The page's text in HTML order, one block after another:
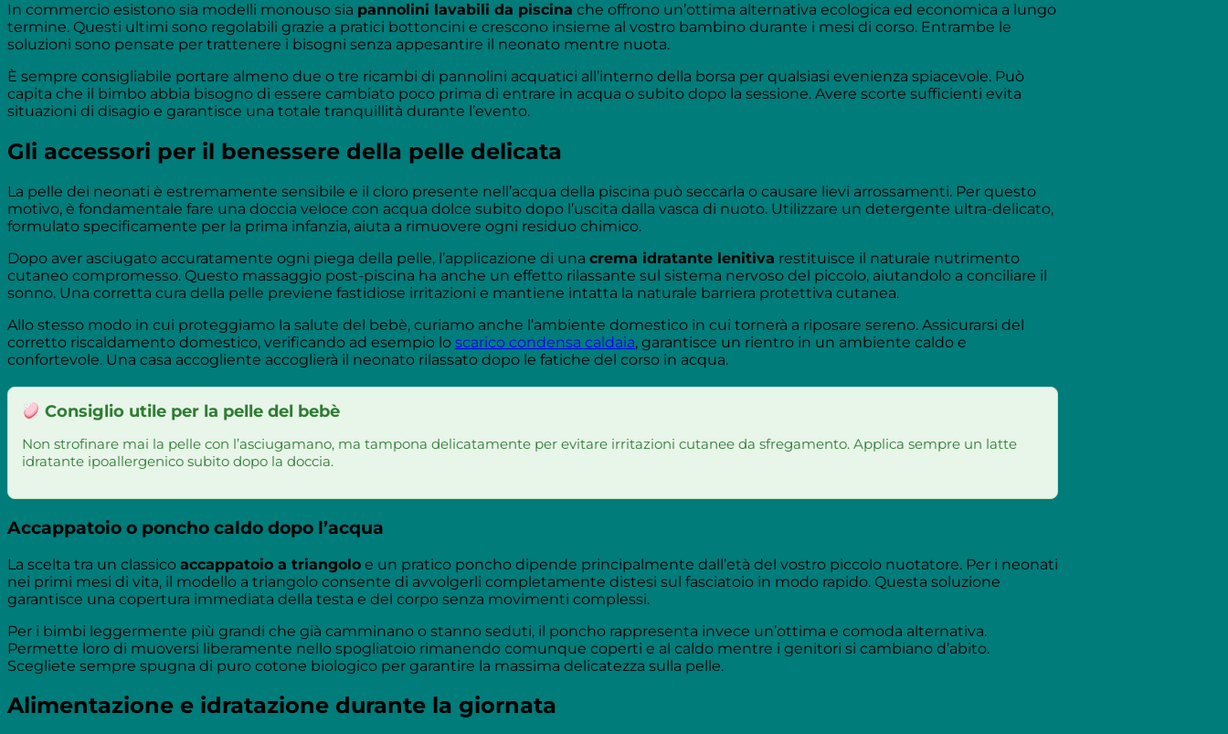
In commercio esistono sia modelli monouso sia pannolini lavabili da piscina che offrono un’ottima alternativa ecologica ed economica a lungo
termine. Questi ultimi sono regolabili grazie a pratici bottoncini e crescono insieme al vostro bambino durante i mesi di corso. Entrambe le
soluzioni sono pensate per trattenere i bisogni senza appesantire il neonato mentre nuota.
È sempre consigliabile portare almeno due o tre ricambi di pannolini acquatici all’interno della borsa per qualsiasi evenienza spiacevole. Può
capita che il bimbo abbia bisogno di essere cambiato poco prima di entrare in acqua o subito dopo la sessione. Avere scorte sufficienti evita
situazioni di disagio e garantisce una totale tranquillità durante l’evento.
Gli accessori per il benessere della pelle delicata
La pelle dei neonati è estremamente sensibile e il cloro presente nell’acqua della piscina può seccarla o causare lievi arrossamenti. Per questo
motivo, è fondamentale fare una doccia veloce con acqua dolce subito dopo l’uscita dalla vasca di nuoto. Utilizzare un detergente ultra-delicato,
formulato specificamente per la prima infanzia, aiuta a rimuovere ogni residuo chimico.
Dopo aver asciugato accuratamente ogni piega della pelle, l’applicazione di una crema idratante lenitiva restituisce il naturale nutrimento
cutaneo compromesso. Questo massaggio post-piscina ha anche un effetto rilassante sul sistema nervoso del piccolo, aiutandolo a conciliare il
sonno. Una corretta cura della pelle previene fastidiose irritazioni e mantiene intatta la naturale barriera protettiva cutanea.
Allo stesso modo in cui proteggiamo la salute del bebè, curiamo anche l’ambiente domestico in cui tornerà a riposare sereno. Assicurarsi del
corretto riscaldamento domestico, verificando ad esempio lo scarico condensa caldaia, garantisce un rientro in un ambiente caldo e
confortevole. Una casa accogliente accoglierà il neonato rilassato dopo le fatiche del corso in acqua.
Consiglio utile per la pelle del bebè
Non strofinare mai la pelle con l’asciugamano, ma tampona delicatamente per evitare irritazioni cutanee da sfregamento. Applica sempre un latte
idratante ipoallergenico subito dopo la doccia.
Accappatoio o poncho caldo dopo l’acqua
La scelta tra un classico accappatoio a triangolo e un pratico poncho dipende principalmente dall’età del vostro piccolo nuotatore. Per i neonati
nei primi mesi di vita, il modello a triangolo consente di avvolgerli completamente distesi sul fasciatoio in modo rapido. Questa soluzione
garantisce una copertura immediata della testa e del corpo senza movimenti complessi.
Per i bimbi leggermente più grandi che già camminano o stanno seduti, il poncho rappresenta invece un’ottima e comoda alternativa.
Permette loro di muoversi liberamente nello spogliatoio rimanendo comunque coperti e al caldo mentre i genitori si cambiano d’abito.
Scegliete sempre spugna di puro cotone biologico per garantire la massima delicatezza sulla pelle.
Alimentazione e idratazione durante la giornata